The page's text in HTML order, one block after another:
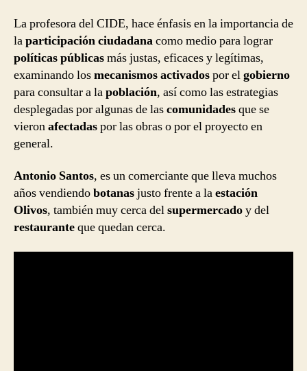
La profesora del CIDE, hace énfasis en la importancia de
laparticipación ciudadanacomo medio para lograr
políticas públicasmás justas, eficaces y legítimas,
examinando losmecanismos activadospor elgobierno
para consultar a lapoblación, así como las estrategias
desplegadas por algunas de lascomunidadesque se
vieronafectadaspor las obras o por el proyecto en
general.
Antonio Santos, es un comerciante que lleva muchos
años vendiendobotanasjusto frente a laestación
Olivos, también muy cerca delsupermercadoy del
restauranteque quedan cerca.